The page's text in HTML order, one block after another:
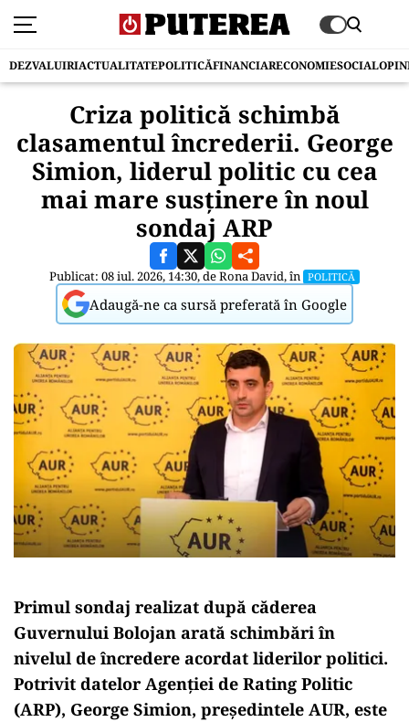
DEZVALUIRIACTUALITATEPOLITICĂFINANCIARECONOMIESOCIAL
Criza politică schimbă
clasamentul încrederii. George
Simion, liderul politic cu cea
mai mare susținere în noul
sondaj ARP
Publicat: 08 iul. 2026, 14:30, deRona David, în POLITICĂ
Adaugă-ne ca sursă preferată în Google
Primul sondaj realizat după căderea
Guvernului Bolojan arată schimbări în
nivelul de încredere acordat liderilor politici.
Potrivit datelor Agenției de Rating Politic
(ARP), George Simion, președintele AUR, este